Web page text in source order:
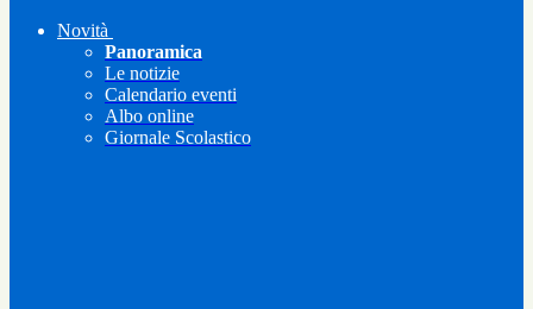
Novità
Panoramica
Le notizie
Calendario eventi
Albo online
Giornale Scolastico